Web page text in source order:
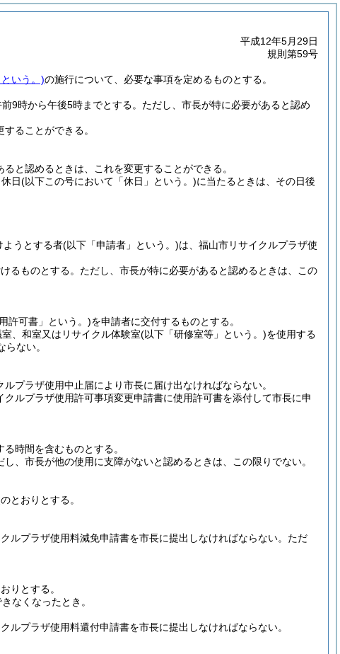
平成12年5月29日
規則第59号
いう。)の施行について、必要な事項を定めるものとする。
9時から午後5時までとする。 ただし、市長が特に必要があると認め
ることができる。
と認めるときは、これを変更することができる。
日(以下この号において「休日」という。)に当たるときは、その日後
ようとする者(以下「申請者」という。)は、福山市リサイクルプラザ使
るものとする。 ただし、市長が特に必要があると認めるときは、この
許可書」という。)を申請者に交付するものとする。
、和室又はリサイクル体験室(以下「研修室等」という。)を使用する
ない。
プラザ使用中止届により市長に届け出なければならない。
ルプラザ使用許可事項変更申請書に使用許可書を添付して市長に申
時間を含むものとする。
し、市長が他の使用に支障がないと認めるときは、この限りでない。
とおりとする。
プラザ使用料減免申請書を市長に提出しなければならない。 ただ
りとする。
なくなったとき。
プラザ使用料還付申請書を市長に提出しなければならない。